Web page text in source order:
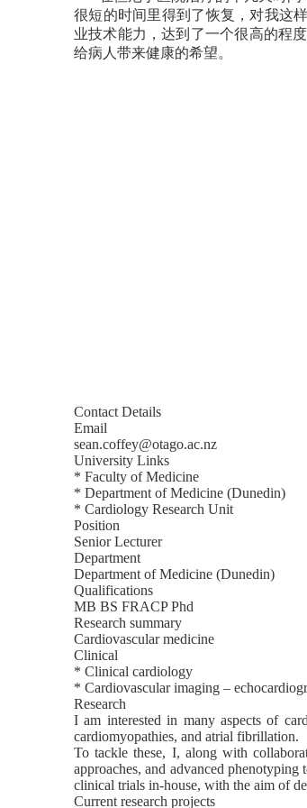
很短的时间里得到了恢复，对我这
业技术能力，达到了一个很高的程
给病人带来健康的希望。
Contact Details
Email
sean.coffey@otago.ac.nz
University Links
* Faculty of Medicine
* Department of Medicine (Dunedin)
* Cardiology Research Unit
Position
Senior Lecturer
Department
Department of Medicine (Dunedin)
Qualifications
MB BS FRACP Phd
Research summary
Cardiovascular medicine
Clinical
* Clinical cardiology
* Cardiovascular imaging –
Research
I am interested in many aspects of
cardiomyopathies, and atrial fibrillation.
To tackle these, I, along with
approaches, and advanced
clinical trials in-house, with the aim of
Current research projects